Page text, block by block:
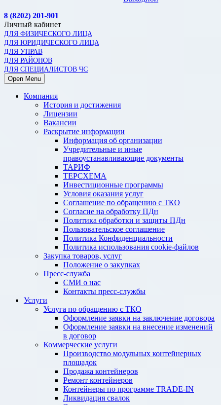
8 (8202) 201-901
Личный кабинет
ДЛЯ ФИЗИЧЕСКОГО ЛИЦА
ДЛЯ ЮРИДИЧЕСКОГО ЛИЦА
ДЛЯ УПРАВ
ДЛЯ РАЙОНОВ
ДЛЯ СПЕЦИАЛИСТОВ ЧС
Open Menu
Компания
История и достижения
Лицензии
Вакансии
Раскрытие информации
Информация об организации
Учредительные и иные
правоустанавливающие документы
ТАРИФ
ТЕРСХЕМА
Инвестиционные программы
Условия оказания услуг
Соглашение по обращению с ТКО
Согласие на обработку ПДн
Политика обработки и защиты ПДн
Пользовательское соглашение
Политика Конфиденциальности
Политика использования cookie-файлов
Закупка товаров, услуг
Положение о закупках
Пресс-служба
СМИ о нас
Контакты пресс-службы
Услуги
Услуга по обращению с ТКО
Оформление заявки на заключение договора
Оформление заявки на внесение изменений
в договор
Коммерческие услуги
Производство модульных контейнерных
площадок
Продажа контейнеров
Ремонт контейнеров
Контейнеры по программе TRADE-IN
Ликвидация свалок